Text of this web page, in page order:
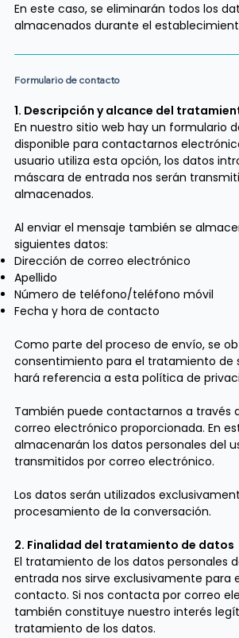
En este caso, se eliminarán todos los
almacenados durante el
Formulario de contacto
1. Descripción y alcance del
En nuestro sitio web hay un formulario
disponible para contactarnos
usuario utiliza esta opción, los datos
máscara de entrada nos serán
almacenados.
Al enviar el mensaje también se
siguientes datos:
Dirección de correo electrónico
Apellido
Número de teléfono/teléfono móvil
Fecha y hora de contacto
Como parte del proceso de envío, se
consentimiento para el tratamiento de
hará referencia a esta política de
También puede contactarnos a través
correo electrónico proporcionada. En
almacenarán los datos personales del
transmitidos por correo electrónico.
Los datos serán utilizados
procesamiento de la conversación.
2. Finalidad del tratamiento de datos
El tratamiento de los datos personales
entrada nos sirve exclusivamente para
contacto. Si nos contacta por correo
también constituye nuestro interés
tratamiento de los datos.